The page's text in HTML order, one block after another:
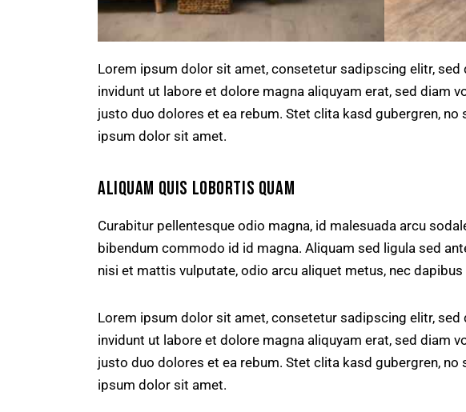
Lorem ipsum dolor sit amet, consetetur sadipscing elitr,
invidunt ut labore et dolore magna aliquyam erat, sed diam
justo duo dolores et ea rebum. Stet clita kasd gubergren,
ipsum dolor sit amet.
ALIQUAM QUIS LOBORTIS QUAM
Curabitur pellentesque odio magna, id malesuada arcu
bibendum commodo id id magna. Aliquam sed ligula sed
nisi et mattis vulputate, odio arcu aliquet metus, nec
Lorem ipsum dolor sit amet, consetetur sadipscing elitr,
invidunt ut labore et dolore magna aliquyam erat, sed diam
justo duo dolores et ea rebum. Stet clita kasd gubergren,
ipsum dolor sit amet.